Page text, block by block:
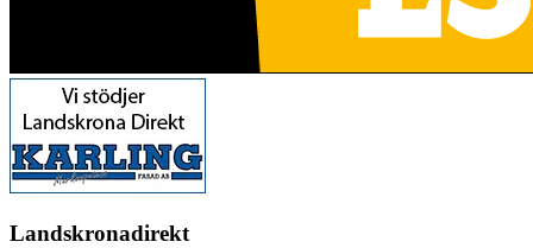
Landskronadirekt